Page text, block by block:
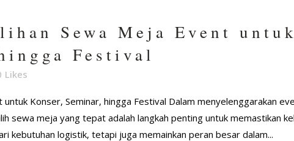
Sewa Meja Event
Festival
Likes
untuk Konser, Seminar, hingga Festival Dalam menyelenggarakan
sewa meja yang tepat adalah langkah penting untuk memastikan
kebutuhan logistik, tetapi juga memainkan peran besar dalam...